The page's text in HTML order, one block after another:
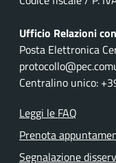
Ufficio Relazioni
Posta Elettronica
Centralino unico:
Leggi le FAQ
Prenota
Segnalazione